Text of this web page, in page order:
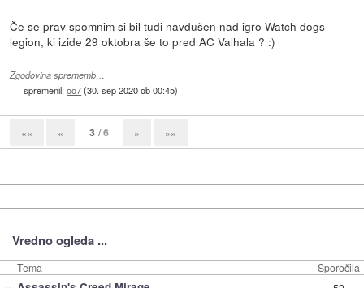
Če se prav spomnim si bil tudi navdušen nad igro Watch dogs
legion, ki izide 29 oktobra še to pred AC Valhala ? :)
Zgodovina sprememb…
spremenil:oo7(30. sep 2020 ob 00:45)
«« « 3 / 6 » »»
Vredno ogleda ...
Tema Sporočila